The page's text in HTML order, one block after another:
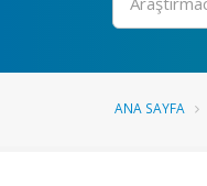
ANA SAYFA